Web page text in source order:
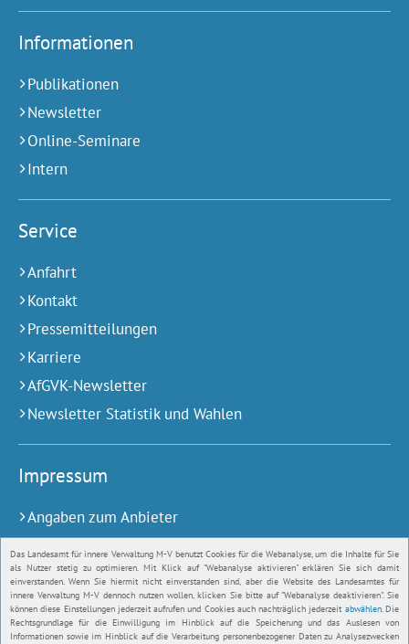
Das Landesamt für innere Verwaltung M-V benutzt Cookies für die Webanalyse, um die Inhalte für Sie
als Nutzer stetig zu optimieren. Mit Klick auf "Webanalyse aktivieren" erklären Sie sich damit
einverstanden. Wenn Sie hiermit nicht einverstanden sind, aber die Website des Landesamtes für
innere Verwaltung M-V dennoch nutzen wollen, klicken Sie bitte auf "Webanalyse deaktivieren". Sie
können diese Einstellungen jederzeit aufrufen und Cookies auch nachträglich jederzeit abwählen. Die
Rechtsgrundlage für die Einwilligung im Hinblick auf die Speicherung und das Auslesen von
Informationen sowie im Hinblick auf die Verarbeitung personenbezogener Daten zu Analysezwecken
Informationen
Publikationen
Newsletter
Online-Seminare
Intern
Service
Anfahrt
Kontakt
Pressemitteilungen
Karriere
AfGVK-Newsletter
Newsletter Statistik und Wahlen
Impressum
Angaben zum Anbieter
Barrierefreiheit
Gebärdensprache
Bildnachweise
Datenschutz